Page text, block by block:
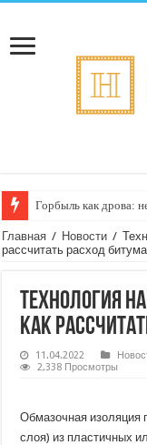
Горбыль как дрова:
Главная / Новости /
рассчитать расход
Технология
как
11.04.2022
2,338 Просмотры
Обмазочная изоляция
слоя) из пластичных